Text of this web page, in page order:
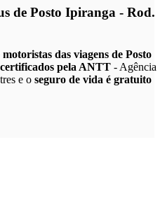
de Posto Ipiranga - Rod.
das viagens de Posto
pela ANTT - Agência
e o seguro de vida é gratuito